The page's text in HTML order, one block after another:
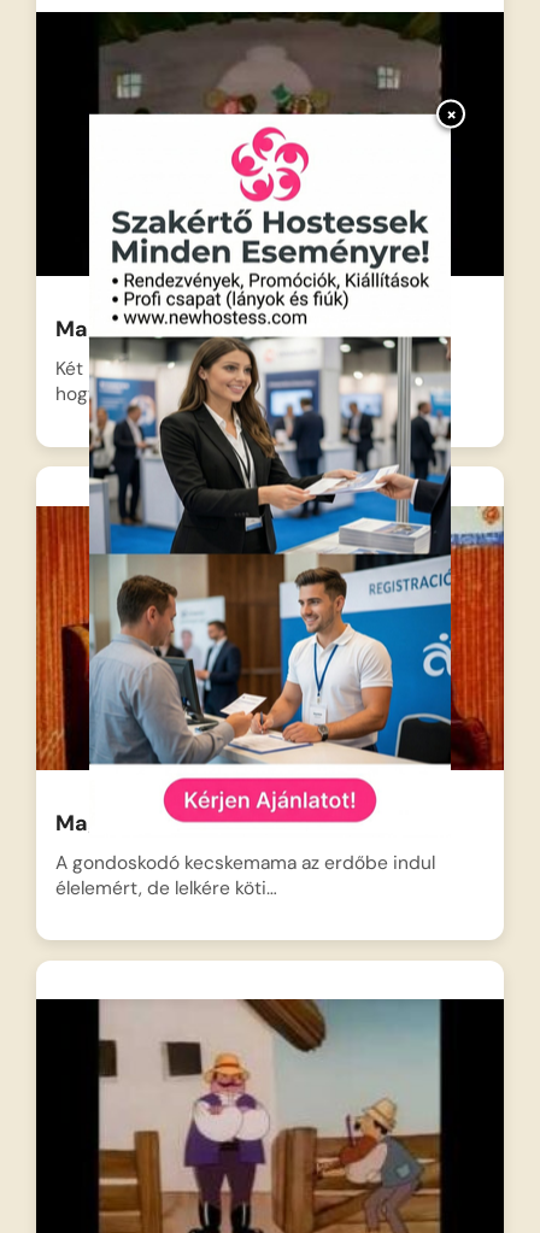
×
Magyar népmesék: A két koma
Két koma útnak indul aratni, és megegyeznek,
hogy közösen élik…
Magyar népmesék: A hét kecskegida
A gondoskodó kecskemama az erdőbe indul
élelemért, de lelkére köti…